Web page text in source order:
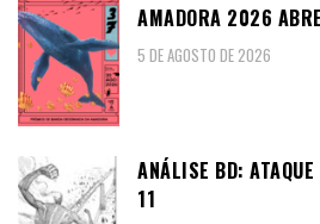
AMADORA 2026
5 DE AGOSTO DE 2026
ANÁLISE BD:
11